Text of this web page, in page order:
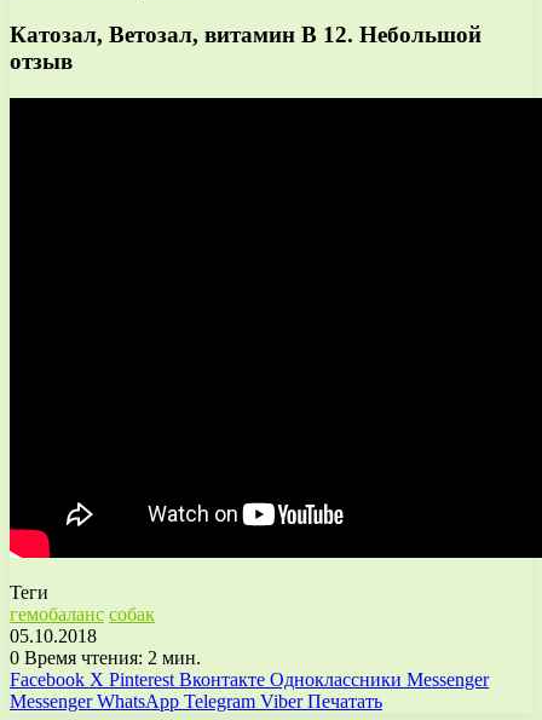
Катозал, Ветозал, витамин В 12. Небольшой
отзыв
Теги
гемобаланс собак
05.10.2018
0 Время чтения: 2 мин.
Facebook X Pinterest Вконтакте Одноклассники Messenger
Messenger WhatsApp Telegram Viber Печатать